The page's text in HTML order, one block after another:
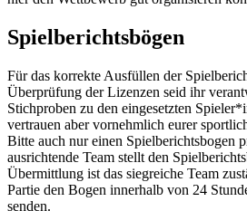
Spielberichtsbögen
Für das korrekte Ausfüllen der
Überprüfung der Lizenzen seid ihr
Stichproben zu den eingesetzten
vertrauen aber vornehmlich eurer
Bitte auch nur einen Spielberichtsbogen
ausrichtende Team stellt den
Übermittlung ist das siegreiche Team
Partie den Bogen innerhalb von 24
senden.